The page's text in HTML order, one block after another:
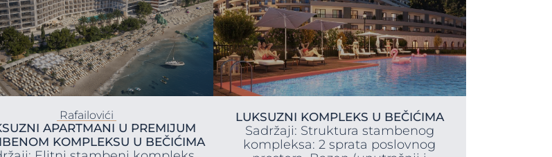
Rafailovići
APARTMANI U PREMIJUM
KOMPLEKSU U BEČIĆIMA
LUKSUZNI KOMPLEKS U BEČIĆIMA
Sadržaji: Struktura stambenog
kompleksa: 2 sprata poslovnog